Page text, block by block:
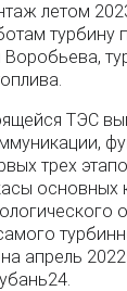
летом
турбину
ТЭС
трех
основных
апрель